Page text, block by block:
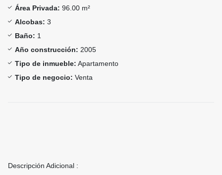
Área Privada: 96.00 m²
Alcobas: 3
Baño: 1
Año construcción: 2005
Tipo de inmueble: Apartamento
Tipo de negocio: Venta
Descripción Adicional :